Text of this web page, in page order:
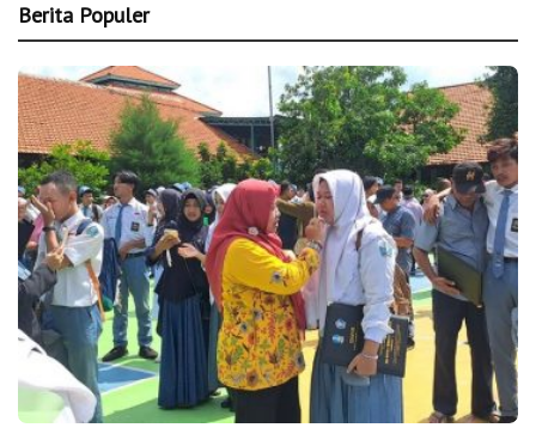
Berita Populer